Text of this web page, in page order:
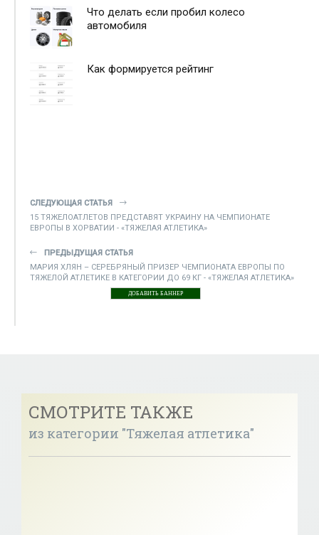
Что делать если пробил колесо
автомобиля
Как формируется рейтинг
СЛЕДУЮЩАЯ СТАТЬЯ
15 ТЯЖЕЛОАТЛЕТОВ ПРЕДСТАВЯТ УКРАИНУ НА ЧЕМПИОНАТЕ
ЕВРОПЫ В ХОРВАТИИ - «ТЯЖЕЛАЯ АТЛЕТИКА»
ПРЕДЫДУЩАЯ СТАТЬЯ
МАРИЯ ХЛЯН – СЕРЕБРЯНЫЙ ПРИЗЕР ЧЕМПИОНАТА ЕВРОПЫ ПО
ТЯЖЕЛОЙ АТЛЕТИКЕ В КАТЕГОРИИ ДО 69 КГ - «ТЯЖЕЛАЯ АТЛЕТИКА»
ДОБАВИТЬ БАННЕР
СМОТРИТЕ ТАКЖЕ
из категории "Тяжелая атлетика"